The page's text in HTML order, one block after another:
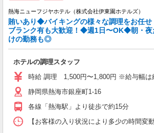
熱海ニューフジヤホテル（株式会社伊東園ホテルズ）
賄いあり◆バイキングの様々な調理をお任せ
ブランク有も大歓迎！◆週1日〜OK◆朝・夜
けの勤務も◎
ホテルの調理スタッフ
時給 調理 1,500円〜1,800円 ※給与幅は
静岡県熱海市銀座町1-16
各線「熱海駅」より徒歩で約15分
【お客様の入り状況により多少の時間